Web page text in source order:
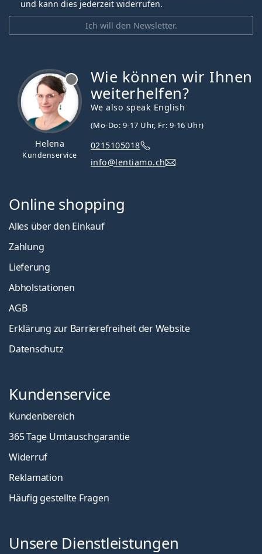
Ich will den Newsletter.
und kann dies jederzeit widerrufen.
Helena
Kundenservice
Wie können wir Ihnen
weiterhelfen?
We also speak English
(Mo-Do: 9-17 Uhr, Fr: 9-16 Uhr)
0215105018
info@lentiamo.ch
Online shopping
Alles über den Einkauf
Zahlung
Lieferung
Abholstationen
AGB
Erklärung zur Barrierefreiheit der Website
Datenschutz
Kundenservice
Kundenbereich
365 Tage Umtauschgarantie
Widerruf
Reklamation
Häufig gestellte Fragen
Unsere Dienstleistungen